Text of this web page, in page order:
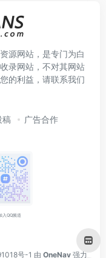
源网站，是专门为白
录网站，不对其网站
的利益，请联系我们
稿 广告合作
入QQ频道
号-1 由 OneNav 强力